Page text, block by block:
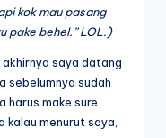
kok mau pasang
pake behel.” LOL.)
saya datang
sebelumnya sudah
harus make sure
kalau menurut saya,